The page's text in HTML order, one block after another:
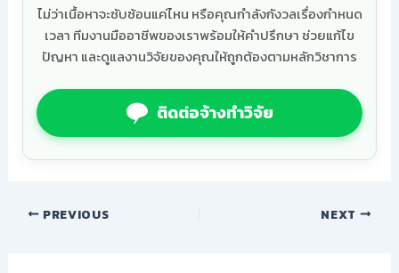
ไม่ว่าเนื้อหาจะซับซ้อนแค่ไหน หรือคุณกำลังกังวลเรื่องกำหนด
เวลา ทีมงานมืออาชีพของเราพร้อมให้คำปรึกษา ช่วยแก้ไข
ปัญหา และดูแลงานวิจัยของคุณให้ถูกต้องตามหลักวิชาการ
ติดต่อจ้างทำวิจัย
PREVIOUS NEXT